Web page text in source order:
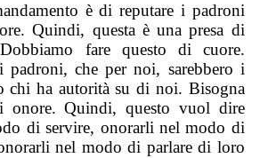
è di reputare i padroni
Quindi, questa è una presa di
fare questo di cuore.
padroni, che per noi, sarebbero i
chi ha autorità su di noi. Bisogna
onore. Quindi, questo vuol dire
di servire, onorarli nel modo di
nel modo di parlare di loro